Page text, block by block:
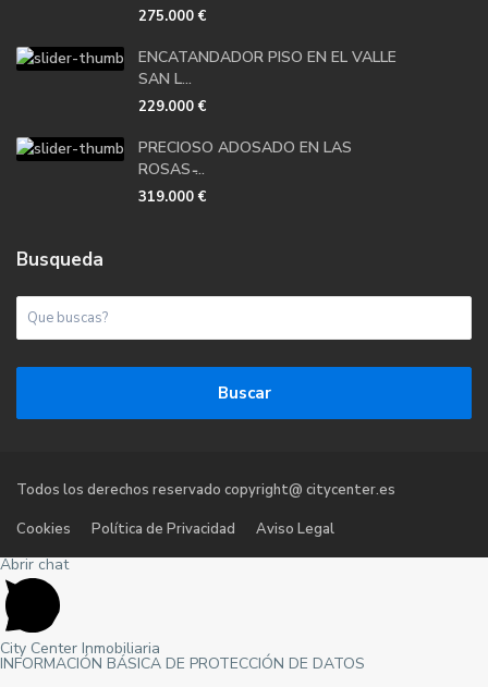
275.000 €
ENCATANDADOR PISO EN EL VALLE
SAN L...
229.000 €
PRECIOSO ADOSADO EN LAS
ROSAS ̵...
319.000 €
Busqueda
Buscar
Todos los derechos reservado copyright@ citycenter.es
Cookies
Política de Privacidad Aviso Legal
Abrir chat
City Center Inmobiliaria
INFORMACIÓN BÁSICA DE PROTECCIÓN DE DATOS